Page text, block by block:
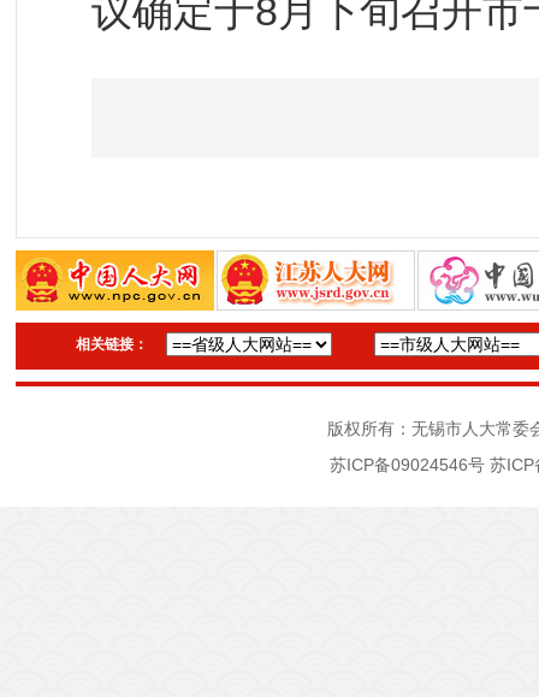
议确定于8月下旬召开
相关链接：
版权所有：无锡市人大常
苏ICP备09024546号 苏ICP